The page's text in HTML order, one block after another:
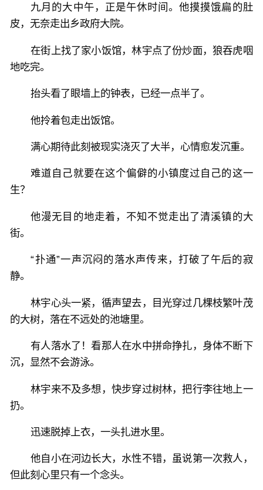
九月的大中午，正是午休时间。他摸摸饿扁的肚
皮，无奈走出乡政府大院。
在街上找了家小饭馆，林宇点了份炒面，狼吞虎咽
地吃完。
抬头看了眼墙上的钟表，已经一点半了。
他拎着包走出饭馆。
满心期待此刻被现实浇灭了大半，心情愈发沉重。
难道自己就要在这个偏僻的小镇度过自己的这一
生？
他漫无目的地走着，不知不觉走出了清溪镇的大
街。
“扑通”一声沉闷的落水声传来，打破了午后的寂
静。
林宇心头一紧，循声望去，目光穿过几棵枝繁叶茂
的大树，落在不远处的池塘里。
有人落水了！看那人在水中拼命挣扎，身体不断下
沉，显然不会游泳。
林宇来不及多想，快步穿过树林，把行李往地上一
扔。
迅速脱掉上衣，一头扎进水里。
他自小在河边长大，水性不错，虽说第一次救人，
但此刻心里只有一个念头。